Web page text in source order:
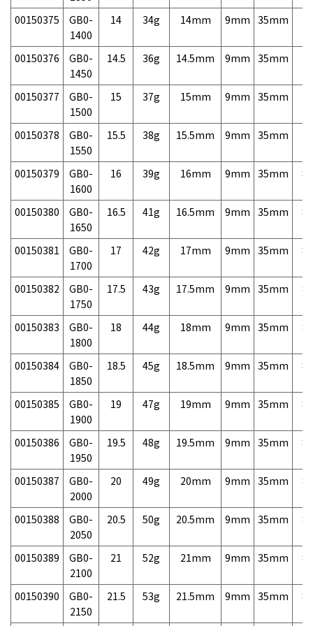
00150375
GB0-
1400
14 34g 14mm 9mm 35mm
00150376
GB0-
1450
14.5 36g 14.5mm 9mm 35mm
00150377
GB0-
1500
15 37g 15mm 9mm 35mm
00150378
GB0-
1550
15.5 38g 15.5mm 9mm 35mm
00150379
GB0-
1600
16 39g 16mm 9mm 35mm
00150380
GB0-
1650
16.5 41g 16.5mm 9mm 35mm
00150381
GB0-
1700
17 42g 17mm 9mm 35mm
00150382
GB0-
1750
17.5 43g 17.5mm 9mm 35mm
00150383
GB0-
1800
18 44g 18mm 9mm 35mm
00150384
GB0-
1850
18.5 45g 18.5mm 9mm 35mm
00150385
GB0-
1900
19 47g 19mm 9mm 35mm
00150386
GB0-
1950
19.5 48g 19.5mm 9mm 35mm
00150387
GB0-
2000
20 49g 20mm 9mm 35mm
00150388
GB0-
2050
20.5 50g 20.5mm 9mm 35mm
00150389
GB0-
2100
21 52g 21mm 9mm 35mm
00150390
GB0-
2150
21.5 53g 21.5mm 9mm 35mm